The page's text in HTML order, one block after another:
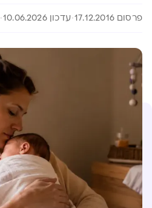
פרסום 17.12.2016 עדכון 10.06.2026